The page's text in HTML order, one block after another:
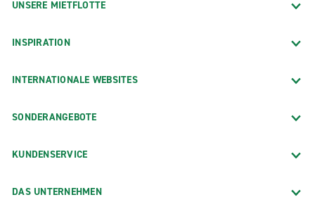
UNSERE MIETFLOTTE
INSPIRATION
INTERNATIONALE WEBSITES
SONDERANGEBOTE
KUNDENSERVICE
DAS UNTERNEHMEN